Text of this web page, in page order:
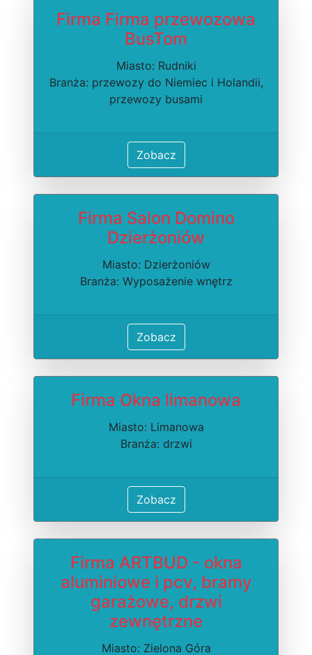
Firma Firma przewozowa
BusTom
Miasto: Rudniki
Branża: przewozy do Niemiec i Holandii,
przewozy busami
Zobacz
Firma Salon Domino
Dzierżoniów
Miasto: Dzierżoniów
Branża: Wyposażenie wnętrz
Zobacz
Firma Okna limanowa
Miasto: Limanowa
Branża: drzwi
Zobacz
Firma ARTBUD - okna
aluminiowe i pcv, bramy
garażowe, drzwi
zewnętrzne
Miasto: Zielona Góra